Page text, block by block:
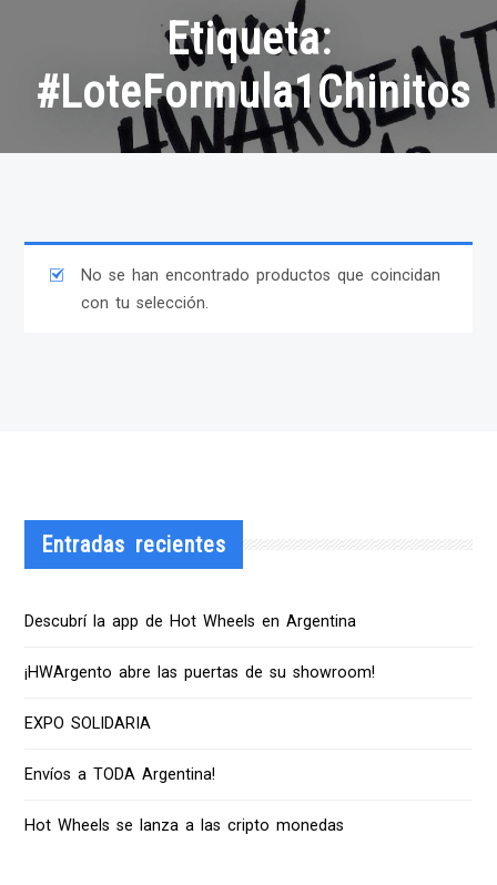
Etiqueta:
#LoteFormula1Chinitos
No se han encontrado productos que coincidan
con tu selección.
Entradas recientes
Descubrí la app de Hot Wheels en Argentina
¡HWArgento abre las puertas de su showroom!
EXPO SOLIDARIA
Envíos a TODA Argentina!
Hot Wheels se lanza a las cripto monedas